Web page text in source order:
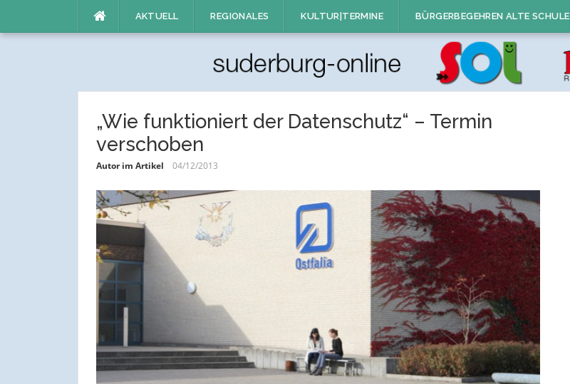
AKTUELL REGIONALES KULTUR|TERMINE BÜRGERBEGEHREN ALTE SCHULE
„Wie funktioniert der Datenschutz“ – Termin
verschoben
Autor im Artikel 04/12/2013